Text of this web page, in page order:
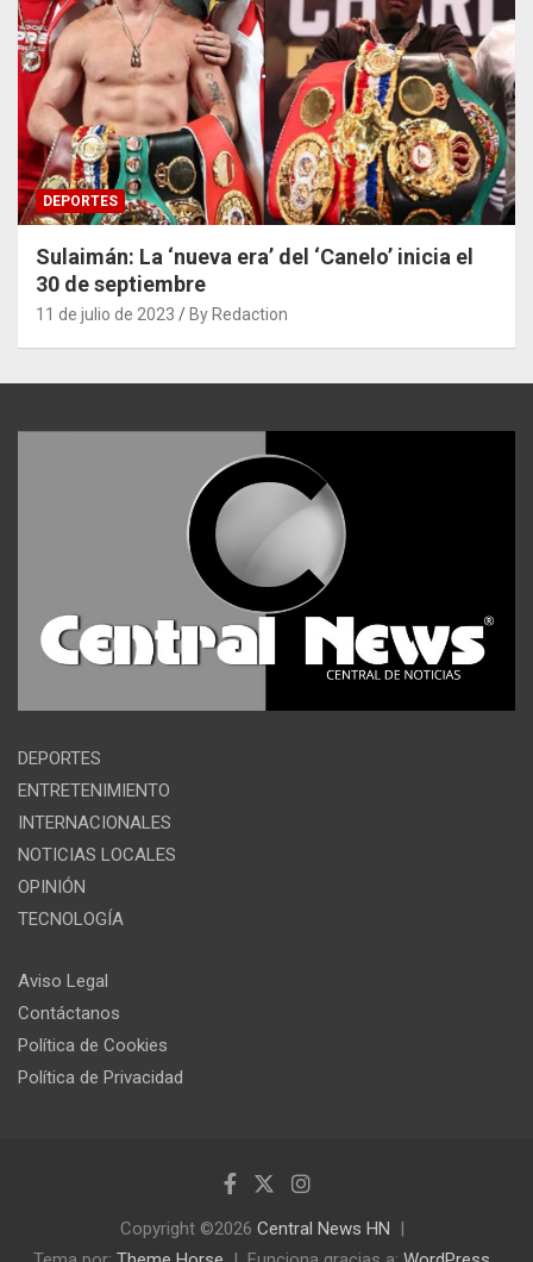
DEPORTES
Sulaimán: La ‘nueva era’ del ‘Canelo’ inicia el
30 de septiembre
11 de julio de 2023 By Redaction
DEPORTES
ENTRETENIMIENTO
INTERNACIONALES
NOTICIAS LOCALES
OPINIÓN
TECNOLOGÍA
Aviso Legal
Contáctanos
Política de Cookies
Política de Privacidad
Copyright ©2026 Central News HN